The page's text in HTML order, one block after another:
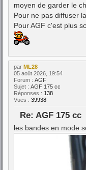
moyen de garder le
Pour ne pas diffuser
Pour AGF c'est plus
par ML28
05 août 2026, 19:54
Forum : AGF
Sujet : AGF 175 cc
Réponses : 138
Vues : 39938
Re: AGF 175 cc
les bandes en mode